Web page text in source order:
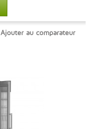
Ajouter au comparateur